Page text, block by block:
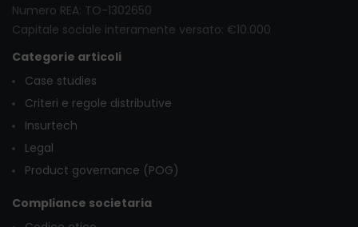
Numero REA: TO-1302650
Capitale sociale interamente versato: €10.000
Categorie articoli
Case studies
Criteri e regole distributive
Insurtech
Legal
Product governance (POG)
Compliance societaria